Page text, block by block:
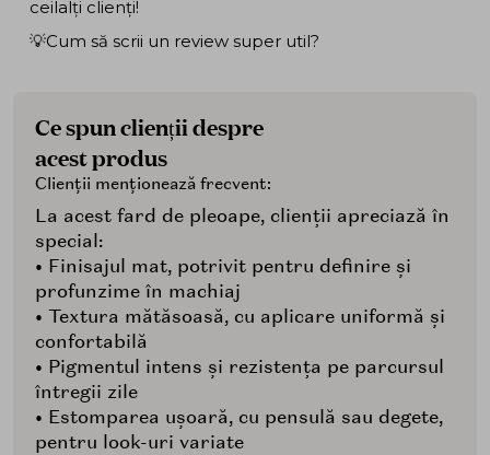
ceilalți clienți!
💡Cum să scrii un review super util?
Ce spun clienții despre
acest produs
Clienții menționează frecvent:
La acest fard de pleoape, clienții apreciază în
special:
• Finisajul mat, potrivit pentru definire și
profunzime în machiaj
• Textura mătăsoasă, cu aplicare uniformă și
confortabilă
• Pigmentul intens și rezistența pe parcursul
întregii zile
• Estomparea ușoară, cu pensulă sau degete,
pentru look-uri variate